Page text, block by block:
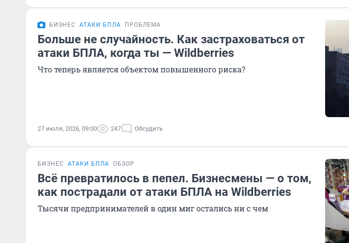
БИЗНЕС АТАКИ БПЛА ПРОБЛЕМА
Больше не случайность. Как застраховаться от
атаки БПЛА, когда ты — Wildberries
Что теперь является объектом повышенного риска?
27 июля, 2026, 09:00 247 Обсудить
БИЗНЕС АТАКИ БПЛА ОБЗОР
Всё превратилось в пепел. Бизнесмены — о том,
как пострадали от атаки БПЛА на Wildberries
Тысячи предпринимателей в один миг остались ни с чем